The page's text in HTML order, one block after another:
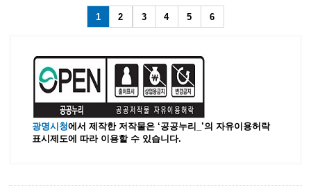
1 2 3 4 5 6
광명시청에서 제작한 저작물은 ‘공공누리_’의 자유이용허락
표시제도에 따라 이용할 수 있습니다.